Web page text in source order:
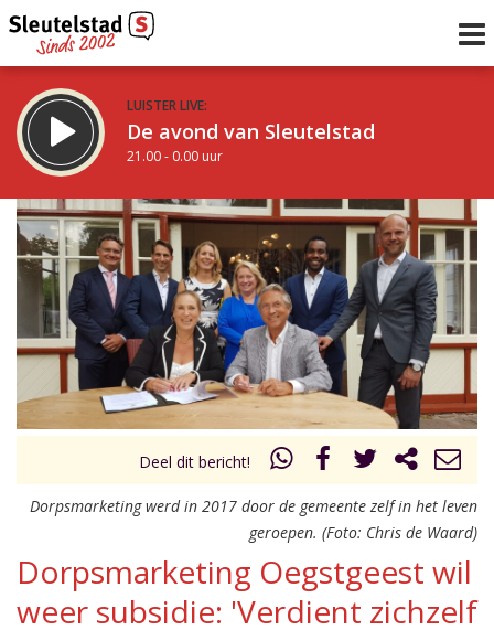
LUISTER LIVE:
De avond van Sleutelstad
21.00 - 0.00 uur
STRAKS:
De nacht van Sleutelstad
0.00 - 6.00 uur
Vorig uur
uur 1 van 0 Volgend uur
Inklappen
Deel dit bericht!
Dorpsmarketing werd in 2017 door de gemeente zelf in het leven
geroepen. (Foto: Chris de Waard)
Dorpsmarketing Oegstgeest wil
weer subsidie: 'Verdient zichzelf